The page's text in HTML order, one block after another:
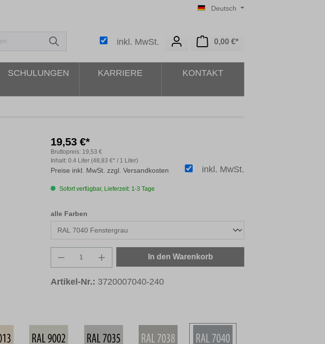
Deutsch
inkl. MwSt. 0,00 €*Warenkorb enthält 0
SCHULUNGEN KARRIERE KONTAKT
19,53 €*
Inhalt: 0.4 Liter (48,83 €* / 1 Liter)
Bruttopreis: 19,53 €
inkl. MwSt.
Preise inkl. MwSt. zzgl. Versandkosten
Sofort verfügbar, Lieferzeit: 1-3 Tage
alle Farbenauswählen
Produkt Anzahl: Gib den gewünschten Wert ein
In den Warenkorb
Artikel-Nr.: 3720007040-240